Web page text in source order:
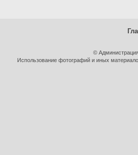
©
Использование фотографий и иных